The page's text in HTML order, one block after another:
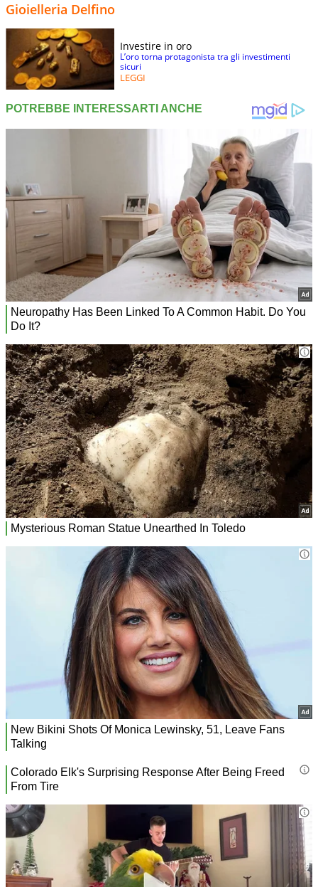
Gioielleria Delfino
Investire in oro
L’oro torna protagonista tra gli investimenti
sicuri
LEGGI